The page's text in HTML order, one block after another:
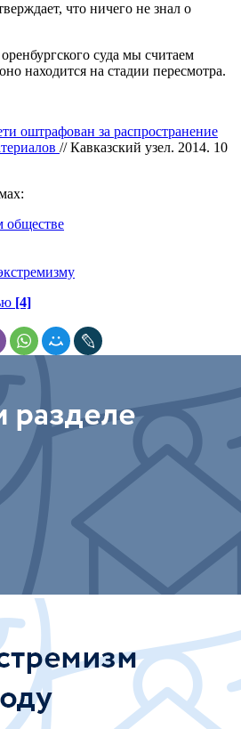
что ничего не знал о
суда мы считаем
находится на стадии пересмотра.
оштрафован за распространение
// Кавказский узел. 2014. 10
обществе
[4]